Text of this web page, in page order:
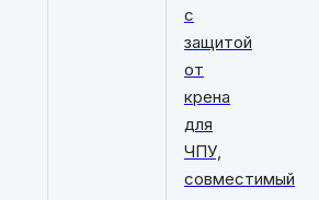
с
защитой
от
крена
для
ЧПУ,
совместимый